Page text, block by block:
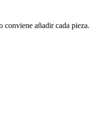
conviene añadir cada pieza.